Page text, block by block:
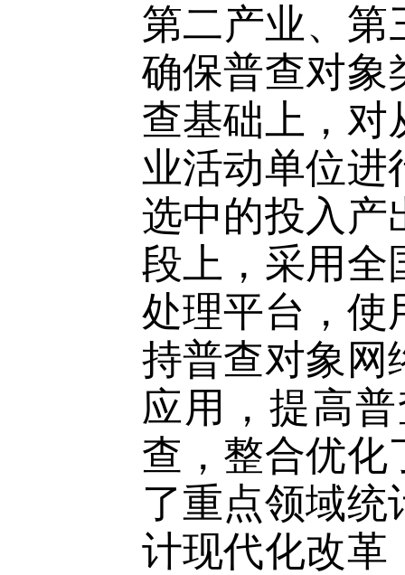
第二产业、第
确保普查对象
查基础上，对
业活动单位进
选中的投入产
段上，采用全
处理平台，使
持普查对象网
应用，提高
查，整合优化
了重点领域
计现代化改革